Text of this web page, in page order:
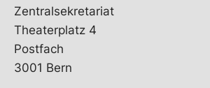
Zentralsekretariat
Theaterplatz 4
Postfach
3001 Bern